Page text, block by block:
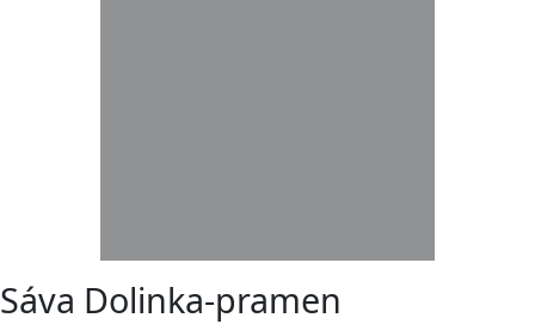
Sáva Dolinka-pramen